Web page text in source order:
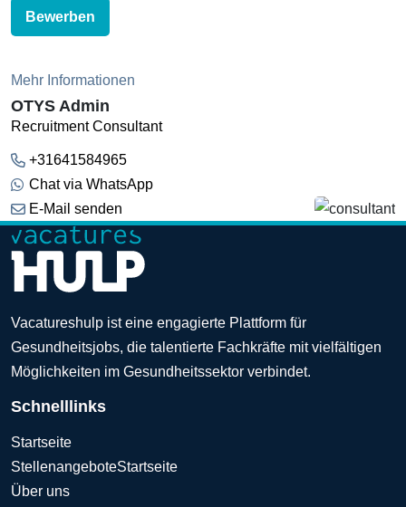
Bewerben
Mehr Informationen
OTYS Admin
Recruitment Consultant
+31641584965
Chat via WhatsApp
E-Mail senden
Vacatureshulp ist eine engagierte Plattform für
Gesundheitsjobs, die talentierte Fachkräfte mit vielfältigen
Möglichkeiten im Gesundheitssektor verbindet.
Schnelllinks
Startseite
StellenangeboteStartseite
Über uns